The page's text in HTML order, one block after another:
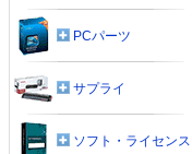
PCパーツ
サプライ
ソフト・ライセンス